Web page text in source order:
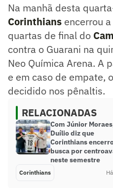
Na manhã desta
Corinthians encerrou
quartas de final do
contra o Guarani na
Neo Química Arena. A
e em caso de empate,
decidido nos pênaltis.
RELACIONADAS
Com Júnior
Duílio diz que
Corinthians
busca por
neste semestre
Corinthians